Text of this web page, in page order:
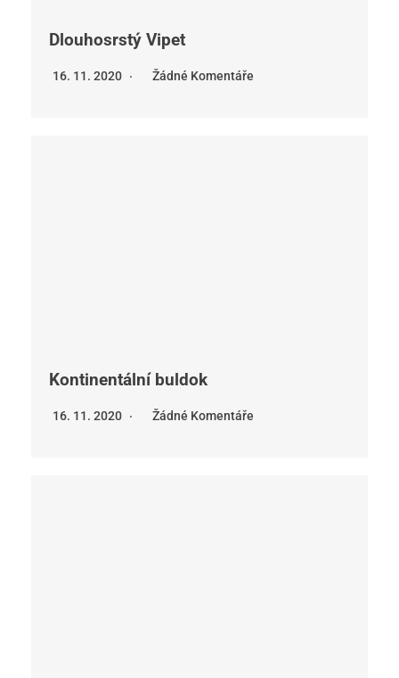
Dlouhosrstý Vipet
16. 11. 2020 Žádné Komentáře
Kontinentální buldok
16. 11. 2020 Žádné Komentáře